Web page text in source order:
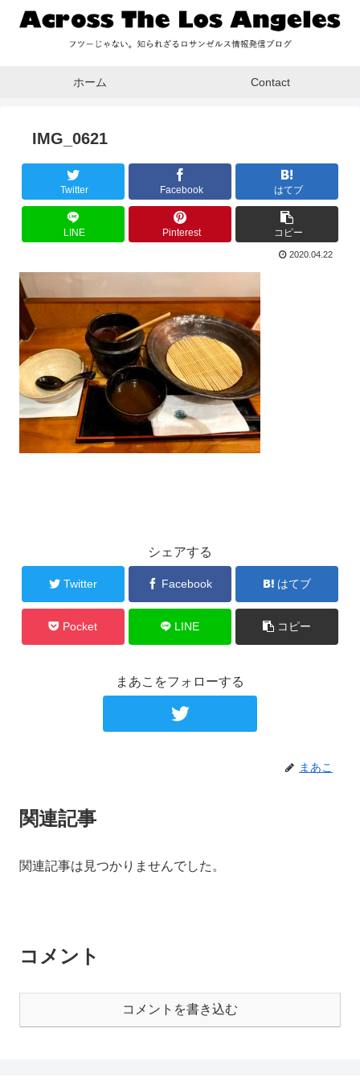
ホーム Contact
IMG_0621
Twitter Facebook はてブ
LINE Pinterest コピー
2020.04.22
シェアする
Twitter Facebook はてブ
Pocket LINE コピー
まあこをフォローする
まあこ
関連記事
関連記事は見つかりませんでした。
コメント
コメントを書き込む